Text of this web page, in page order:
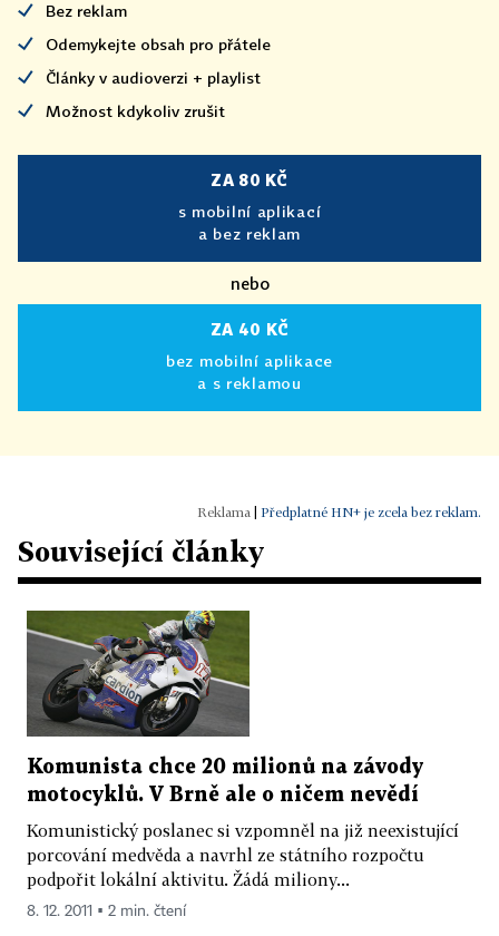
Bez reklam
Odemykejte obsah pro přátele
Články v audioverzi + playlist
Možnost kdykoliv zrušit
ZA 80 KČ
s mobilní aplikací
a bez reklam
nebo
ZA 40 KČ
bez mobilní aplikace
a s reklamou
Předplatné HN+ je zcela bez reklam.
Související články
Komunista chce 20 milionů na závody
motocyklů. V Brně ale o ničem nevědí
Komunistický poslanec si vzpomněl na již neexistující
porcování medvěda a navrhl ze státního rozpočtu
podpořit lokální aktivitu. Žádá miliony...
8. 12. 2011 ▪ 2 min. čtení